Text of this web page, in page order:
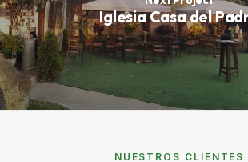
Iglesia Casa del
NUESTROS CLIENTES